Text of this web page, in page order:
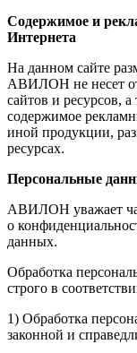
Содержимое и
Интернета
На данном сайте
АВИЛОН не несет
сайтов и ресурсов, а
содержимое
иной продукции,
ресурсах.
Персональные
АВИЛОН уважает
о
данных.
Обработка
строго в
1) Обработка
законной и